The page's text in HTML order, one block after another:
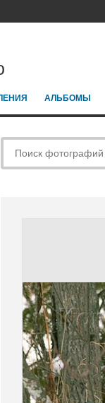
АЛЬБОМЫ